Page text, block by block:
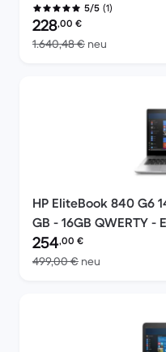
5/5 (1)
Preis des erneuerten
228,00 €
1.640,48 € neu
HP EliteBook 840 G6
GB - 16GB QWERTY -
Preis des erneuerten
254,00 €
499,00 € neu